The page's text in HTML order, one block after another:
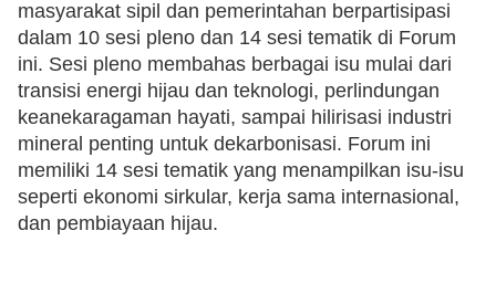
masyarakat sipil dan pemerintahan berpartisipasi
dalam 10 sesi pleno dan 14 sesi tematik di Forum
ini. Sesi pleno membahas berbagai isu mulai dari
transisi energi hijau dan teknologi, perlindungan
keanekaragaman hayati, sampai hilirisasi industri
mineral penting untuk dekarbonisasi. Forum ini
memiliki 14 sesi tematik yang menampilkan isu-isu
seperti ekonomi sirkular, kerja sama internasional,
dan pembiayaan hijau.